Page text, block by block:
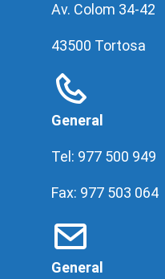
Av. Colom 34-42
43500 Tortosa
General
Tel: 977 500 949
Fax: 977 503 064
General